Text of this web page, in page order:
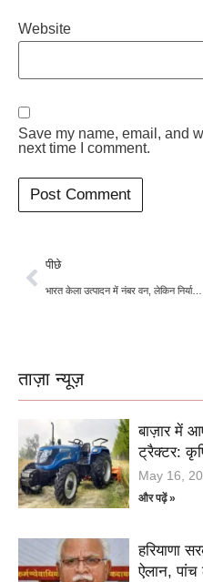
Website
Save my name, email, and
next time I comment.
पीछे
भारत केला उत्पादन में नंबर वन, लेकिन निर्यात सिर्फ 1% – क्यों?
ताज़ा न्यूज़
बाज़ार में
ट्रैक्टर:
May 16,
और पढ़ें »
हरियाणा
ऐलान, पांच